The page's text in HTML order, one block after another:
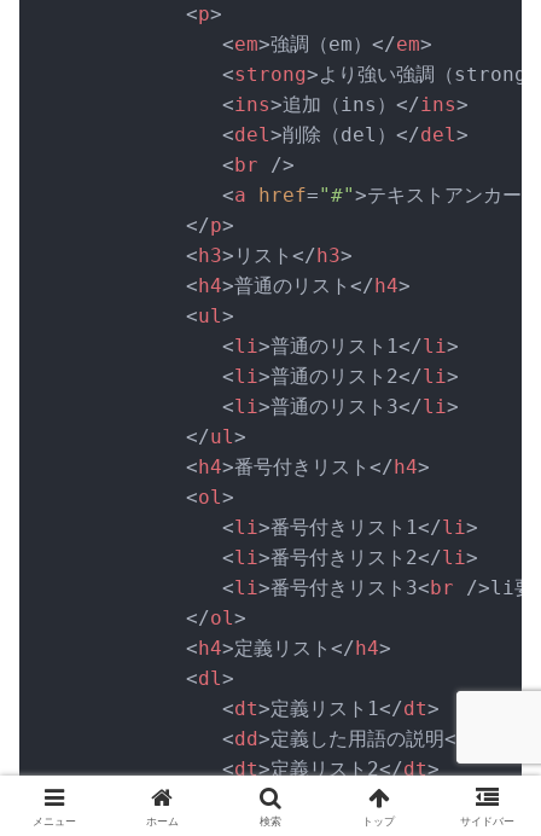
<p>
<em>強調（em） </em>
<strong>より強い強調（strong
<ins>追加（ins） </ins>
<del >削除（del） </del >
<br />
<a href="#">テキストアンカー
</p>
<h3> リスト </h3>
<h4>普通のリスト </h4>
<ul >
<li >普通のリスト1 </li >
<li >普通のリスト2</li >
<li >普通のリスト3</li >
</ul >
<h4>番号付きリスト </h4>
<ol >
<li >番号付きリスト1 </li >
<li >番号付きリスト2</li >
<li >番号付きリスト3<br />li要
</ol >
<h4>定義リスト </h4>
<dl >
<dt>定義リスト1 </dt>
<dd>定義した用語の説明</
<dt>定義リスト2</dt>
>定義した用語の説明 dd>
>定義リスト3</
メニュー ホーム 検索 トップ サイドバー